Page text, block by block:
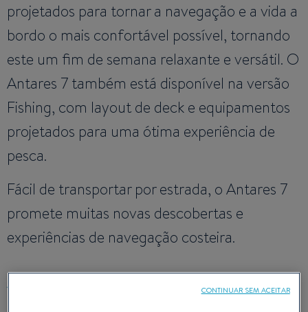
projetados para tornar a navegação e a vida a
bordo o mais confortável possível, tornando
este um fim de semana relaxante e versátil. O
Antares 7 também está disponível na versão
Fishing, com layout de deck e equipamentos
projetados para uma ótima experiência de
pesca.
Fácil de transportar por estrada, o Antares 7
promete muitas novas descobertas e
experiências de navegação costeira.
ARQUITETO : CONTINUAR SEM ACEITAR